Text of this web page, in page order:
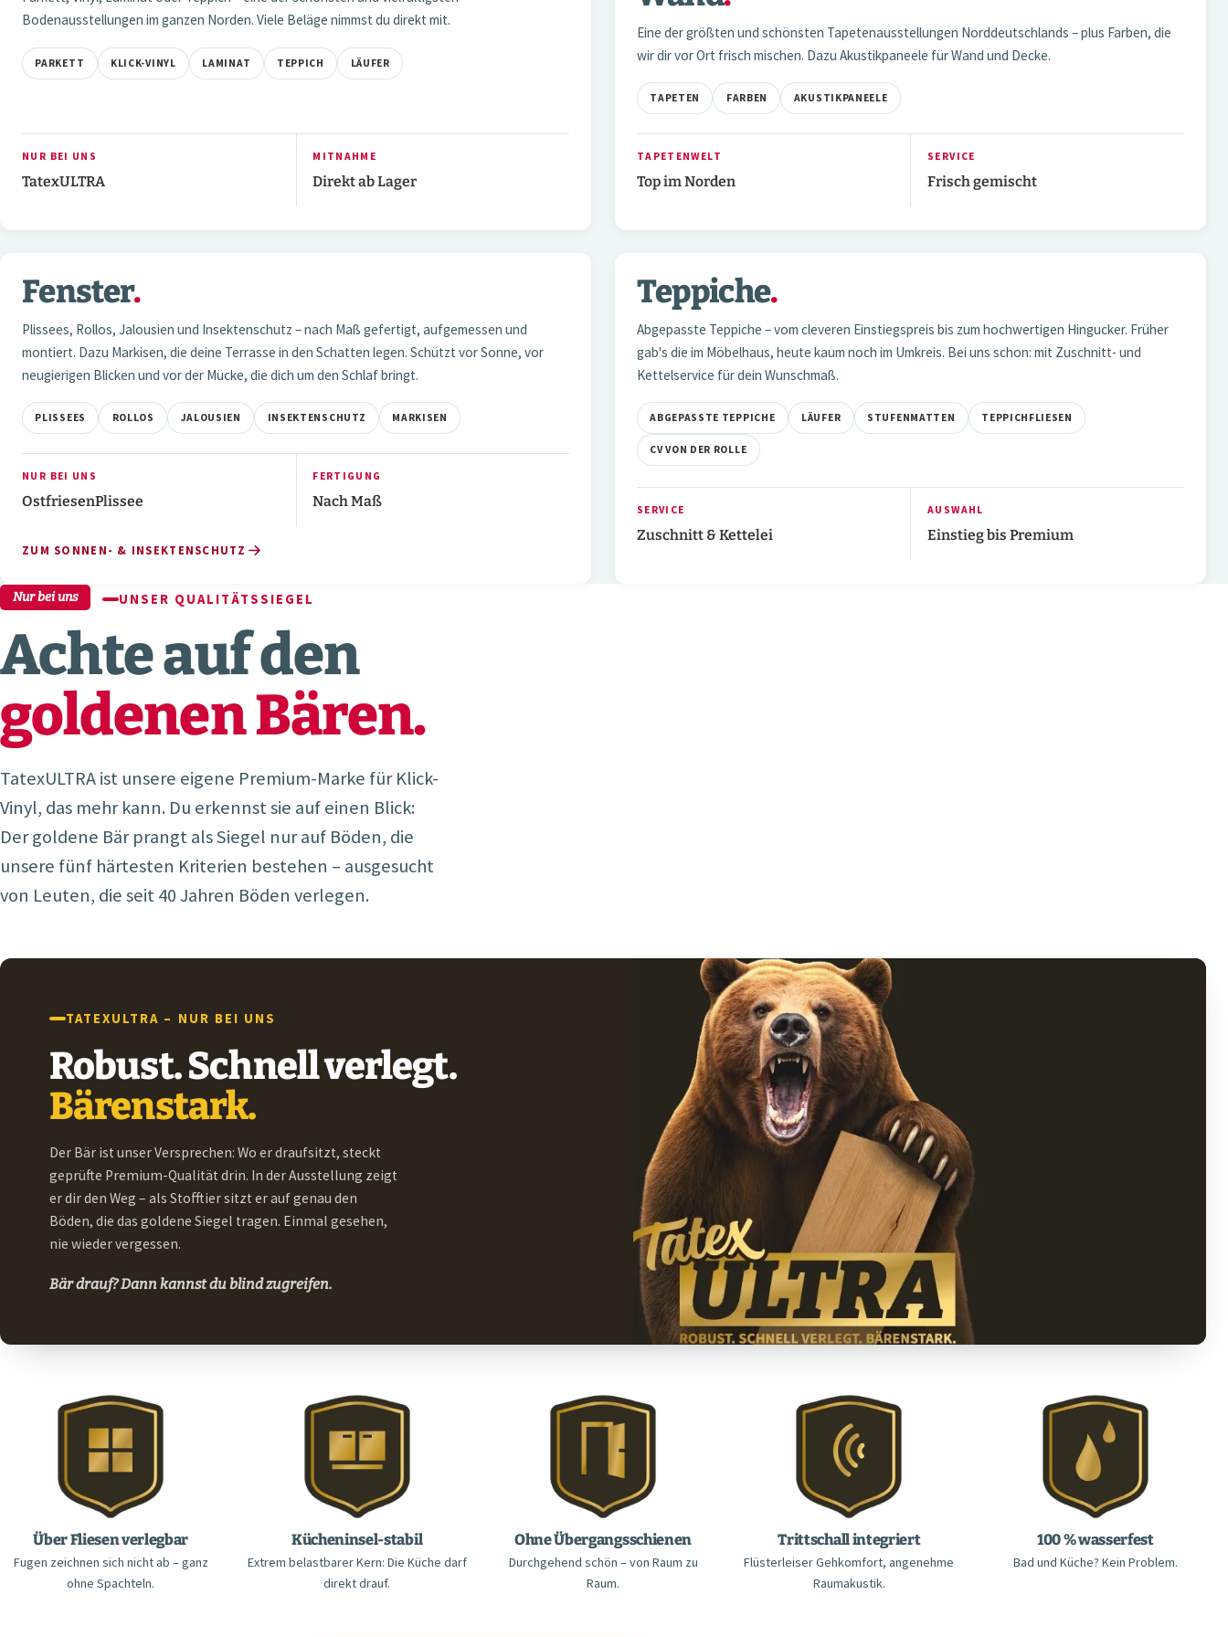
Bodenausstellungen im ganzen Norden. Viele Beläge nimmst du direkt mit.
PARKETT KLICK-VINYL LAMINAT TEPPICH LÄUFER
NUR BEI UNS
TatexULTRA
MITNAHME
Direkt ab Lager
Eine der größten und schönsten Tapetenausstellungen Norddeutschlands – plus Farben, die
wir dir vor Ort frisch mischen. Dazu Akustikpaneele für Wand und Decke.
TAPETEN FARBEN AKUSTIKPANEELE
TAPETENWELT
Top im Norden
SERVICE
Frisch gemischt
03 — FENSTER
Fenster.
Plissees, Rollos, Jalousien und Insektenschutz – nach Maß gefertigt, aufgemessen und
montiert. Dazu Markisen, die deine Terrasse in den Schatten legen. Schützt vor Sonne, vor
neugierigen Blicken und vor der Mücke, die dich um den Schlaf bringt.
PLISSEES ROLLOS JALOUSIEN INSEKTENSCHUTZ MARKISEN
NUR BEI UNS
OstfriesenPlissee
FERTIGUNG
Nach Maß
ZUM SONNEN- & INSEKTENSCHUTZ
04 — TEPPICHE
Teppiche.
Abgepasste Teppiche – vom cleveren Einstiegspreis bis zum hochwertigen Hingucker. Früher
gab's die im Möbelhaus, heute kaum noch im Umkreis. Bei uns schon: mit Zuschnitt- und
Kettelservice für dein Wunschmaß.
ABGEPASSTE TEPPICHE LÄUFER STUFENMATTEN TEPPICHFLIESEN
CV VON DER ROLLE
SERVICE
Zuschnitt & Kettelei
AUSWAHL
Einstieg bis Premium
Nur bei uns UNSER QUALITÄTSSIEGEL
Achte auf den
goldenen Bären.
TatexULTRA ist unsere eigene Premium-Marke für Klick-
Vinyl, das mehr kann. Du erkennst sie auf einen Blick:
Der goldene Bär prangt als Siegel nur auf Böden, die
unsere fünf härtesten Kriterien bestehen – ausgesucht
von Leuten, die seit 40 Jahren Böden verlegen.
TATEXULTRA – NUR BEI UNS
Robust. Schnell verlegt.
Bärenstark.
Der Bär ist unser Versprechen: Wo er draufsitzt, steckt
geprüfte Premium-Qualität drin. In der Ausstellung zeigt
er dir den Weg – als Stofftier sitzt er auf genau den
Böden, die das goldene Siegel tragen. Einmal gesehen,
nie wieder vergessen.
Bär drauf? Dann kannst du blind zugreifen.
Über Fliesen verlegbar
Fugen zeichnen sich nicht ab – ganz
ohne Spachteln.
Kücheninsel-stabil
Extrem belastbarer Kern: Die Küche darf
direkt drauf.
Ohne Übergangsschienen
Durchgehend schön – von Raum zu
Raum.
Trittschall integriert
Flüsterleiser Gehkomfort, angenehme
Raumakustik.
100 % wasserfest
Bad und Küche? Kein Problem.